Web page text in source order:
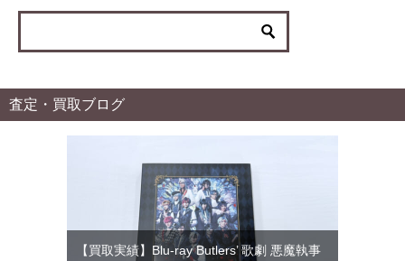
リ
査定・買取ブログ
【買取実績】Blu-ray Butlers’ 歌劇 悪魔執事